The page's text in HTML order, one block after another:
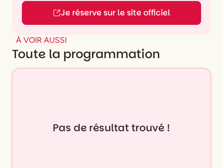
Je réserve sur le site officiel
À VOIR AUSSI
Toute la programmation
Pas de résultat trouvé !